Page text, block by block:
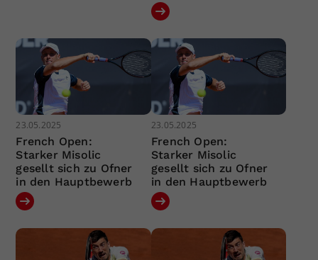
23.05.2025
French Open:
Starker Misolic
gesellt sich zu Ofner
in den Hauptbewerb
23.05.2025
French Open:
Starker Misolic
gesellt sich zu Ofner
in den Hauptbewerb